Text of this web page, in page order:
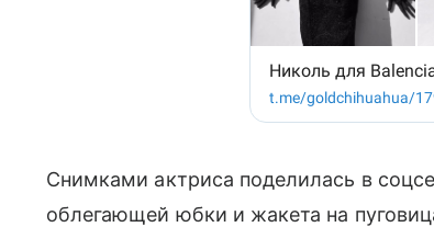
Снимками актриса поделилась в
облегающей юбки и жакета на